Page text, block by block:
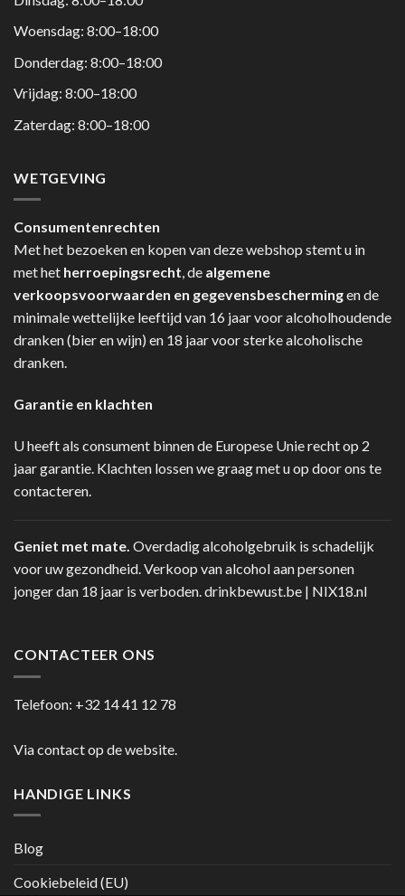
Woensdag: 8:00–18:00
Donderdag: 8:00–18:00
Vrijdag: 8:00–18:00
Zaterdag: 8:00–18:00
WETGEVING
Consumentenrechten
Met het bezoeken en kopen van deze webshop stemt u in
met het herroepingsrecht, de algemene
verkoopsvoorwaarden en gegevensbeschermingen de
minimale wettelijke leeftijd van 16 jaar voor alcoholhoudende
dranken (bier en wijn) en 18 jaar voor sterke alcoholische
dranken.
Garantie en klachten
U heeft als consument binnen de Europese Unie recht op 2
jaar garantie. Klachten lossen we graag met u op door ons te
contacteren.
Geniet met mate. Overdadig alcoholgebruik is schadelijk
voor uw gezondheid. Verkoop van alcohol aan personen
jonger dan 18 jaar is verboden.drinkbewust.be | NIX18.nl
CONTACTEER ONS
Telefoon: +32 14 41 12 78
Via contact op de website.
HANDIGE LINKS
Blog
Cookiebeleid (EU)